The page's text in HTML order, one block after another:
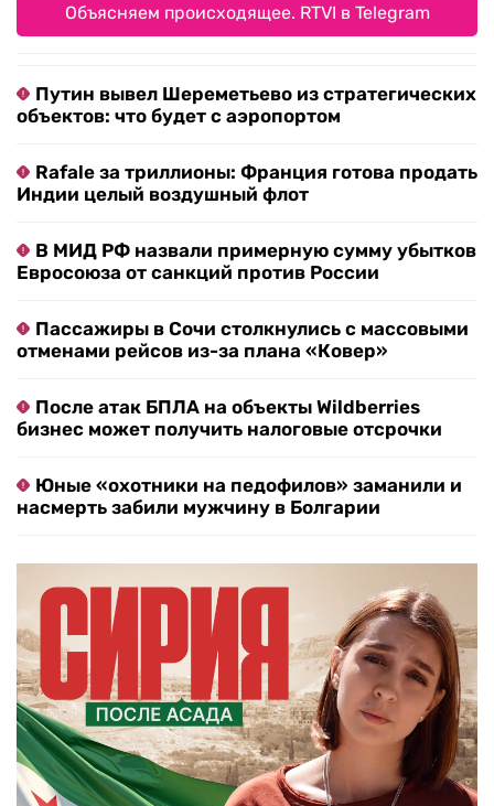
Объясняем происходящее. RTVI в Telegram
Путин вывел Шереметьево из стратегических
объектов: что будет с аэропортом
Rafale за триллионы: Франция готова продать
Индии целый воздушный флот
В МИД РФ назвали примерную сумму убытков
Евросоюза от санкций против России
Пассажиры в Сочи столкнулись с массовыми
отменами рейсов из-за плана «Ковер»
После атак БПЛА на объекты Wildberries
бизнес может получить налоговые отсрочки
Юные «охотники на педофилов» заманили и
насмерть забили мужчину в Болгарии